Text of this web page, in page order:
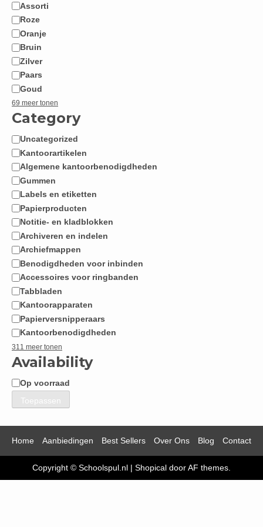
Assorti
Roze
Oranje
Bruin
Zilver
Paars
Goud
69 meer tonen
Category
Categorie
Uncategorized
Kantoorartikelen
Algemene kantoorbenodigdheden
Gummen
Labels en etiketten
Papierproducten
Notitie- en kladblokken
Archiveren en indelen
Archiefmappen
Benodigdheden voor inbinden
Accessoires voor ringbanden
Tabbladen
Kantoorapparaten
Papierversnipperaars
Kantoorbenodigdheden
311 meer tonen
Availability
Beschikbaarheid
Op voorraad
Toepassen
Home Aanbiedingen Best Sellers Over Ons Blog Contact
Copyright © Schoolspul.nl | Shopical door AF themes.